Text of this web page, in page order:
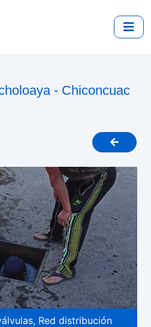
- Chiconcuac
Red distribución